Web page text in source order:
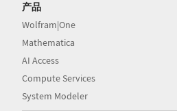
产品
Wolfram|One
Mathematica
AI Access
Compute Services
System Modeler